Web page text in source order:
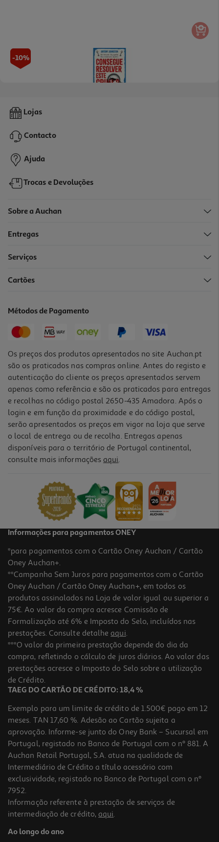
-10%
Livro Consegue Resolver Este Crime?
19,50 € PVP de editor
17,55 €
-10%
19,90 € PVP de editor
-10%
Livro Isto Começa Aqui: Edição De Colecionador Colleen Hoover
PVP de editor
19,76 €
-10%
Livro Powerless De Elsie Silver
16.65 €/un
18,50 € PVP de editor
16,65 €
-10%
Livro Coisas Nunca Superamos De Lucy Score
18.81 €/un
Lojas
Contacto
Ajuda
Trocas e Devoluções
Sobre a Auchan
Entregas
Serviços
Cartões
Métodos de Pagamento
Os preços dos produtos apresentados no site Auchan.pt
são os praticados nas compras online. Antes do registo e
autenticação do cliente os preços apresentados servem
apenas como referência e são os praticados para entregas
e recolhas no código postal 2650-435 Amadora. Após o
login e em função da proximidade e do código postal,
serão apresentados os preços em vigor na loja que serve
o local de entrega ou de recolha. Entregas apenas
disponíveis para o território de Portugal continental,
consulte mais informações aqui.
Informações para pagamentos ONEY
*para pagamentos com o Cartão Oney Auchan / Cartão
Oney Auchan+.
**Campanha Sem Juros para pagamentos com o Cartão
Oney Auchan / Cartão Oney Auchan+, em todos os
produtos assinalados na Loja de valor igual ou superior a
75€. Ao valor da compra acresce Comissão de
Formalização até 6% e Imposto do Selo, incluídos nas
prestações. Consulte detalhe aqui.
***O valor da primeira prestação depende do dia da
compra, refletindo o cálculo de juros diários. Ao valor das
prestações acresce o Imposto do Selo sobre a utilização
de Crédito.
TAEG DO CARTÃO DE CRÉDITO: 18,4 %
Exemplo para um limite de crédito de 1.500€ pago em 12
meses. TAN 17,60 %. Adesão ao Cartão sujeita a
aprovação. Informe-se junto do Oney Bank – Sucursal em
Portugal, registado no Banco de Portugal com o nº 881. A
Auchan Retail Portugal, S.A. atua na qualidade de
Intermediário de Crédito a título acessório com
exclusividade, registado no Banco de Portugal com o nº
7952.
Informação referente à prestação de serviços de
intermediação de crédito, aqui.
Ao longo do ano